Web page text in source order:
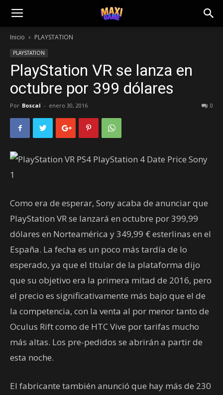
Inicio PLAYSTATION
PLAYSTATION
PlayStation VR se lanza en
octubre por 399 dólares
Por Boscal - enero 30, 2016 0
Como era de esperar, Sony acaba de anunciar que
PlayStation VR se lanzará en octubre por 399,99
dólares en Norteamérica y 349,99 € esterlinas en el
España. La fecha es un poco más tardía de lo
esperado, ya que el titular de la plataforma dijo
que su objetivo era la primera mitad de 2016, pero
el precio es significativamente más bajo que el de
la competencia, con la venta al por menor tanto de
Oculus Rift como de HTC Vive por tarifas mucho
más altas. Los pre-pedidos se abrirán a partir de
esta noche.
El fabricante también anunció que hay más de 230